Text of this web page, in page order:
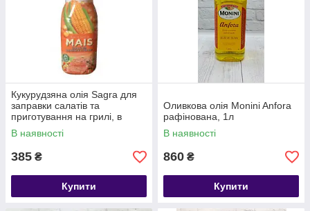
Кукурудзяна олія Sagra для
заправки салатів та
приготування на грилі, в
духовці 1 L Італія
В наявності
385 ₴
Купити
Оливкова олія Monini Anfora
рафінована, 1л
В наявності
860 ₴
Купити